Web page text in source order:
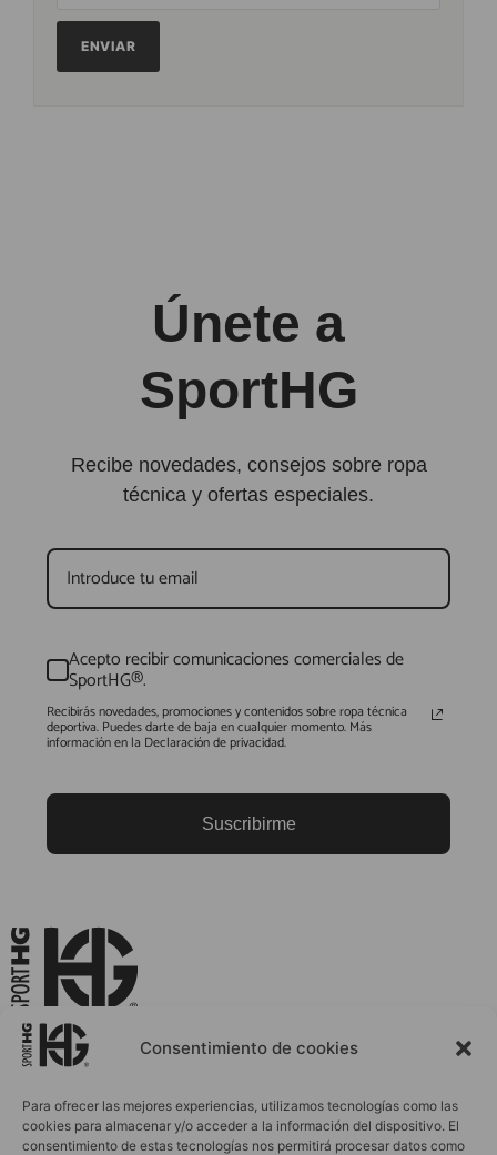
Consentimiento de cookies
Para ofrecer las mejores experiencias, utilizamos tecnologías como las
cookies para almacenar y/o acceder a la información del dispositivo. El
consentimiento de estas tecnologías nos permitirá procesar datos como
Únete a
SportHG
Recibe novedades, consejos sobre ropa
técnica y ofertas especiales.
Acepto recibir comunicaciones comerciales de
SportHG®.
Recibirás novedades, promociones y contenidos sobre ropa técnica
deportiva. Puedes darte de baja en cualquier momento. Más
información en la Declaración de privacidad.
Suscribirme
La Ropa Deportiva que Evoluciona Contigo
INICIO ACCESORIOS